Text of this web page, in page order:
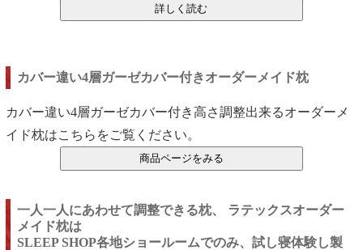
カバー違い4層ガーゼカバー付きオーダーメイド枕
カバー違い4層ガーゼカバー付き高さ調整出来るオーダーメ
イド枕はこちらをご覧ください。
一人一人にあわせて調整できる枕、 ラテックスオーダー
メイド枕は
SLEEP SHOP各地ショールームでのみ、試し寝体験し製